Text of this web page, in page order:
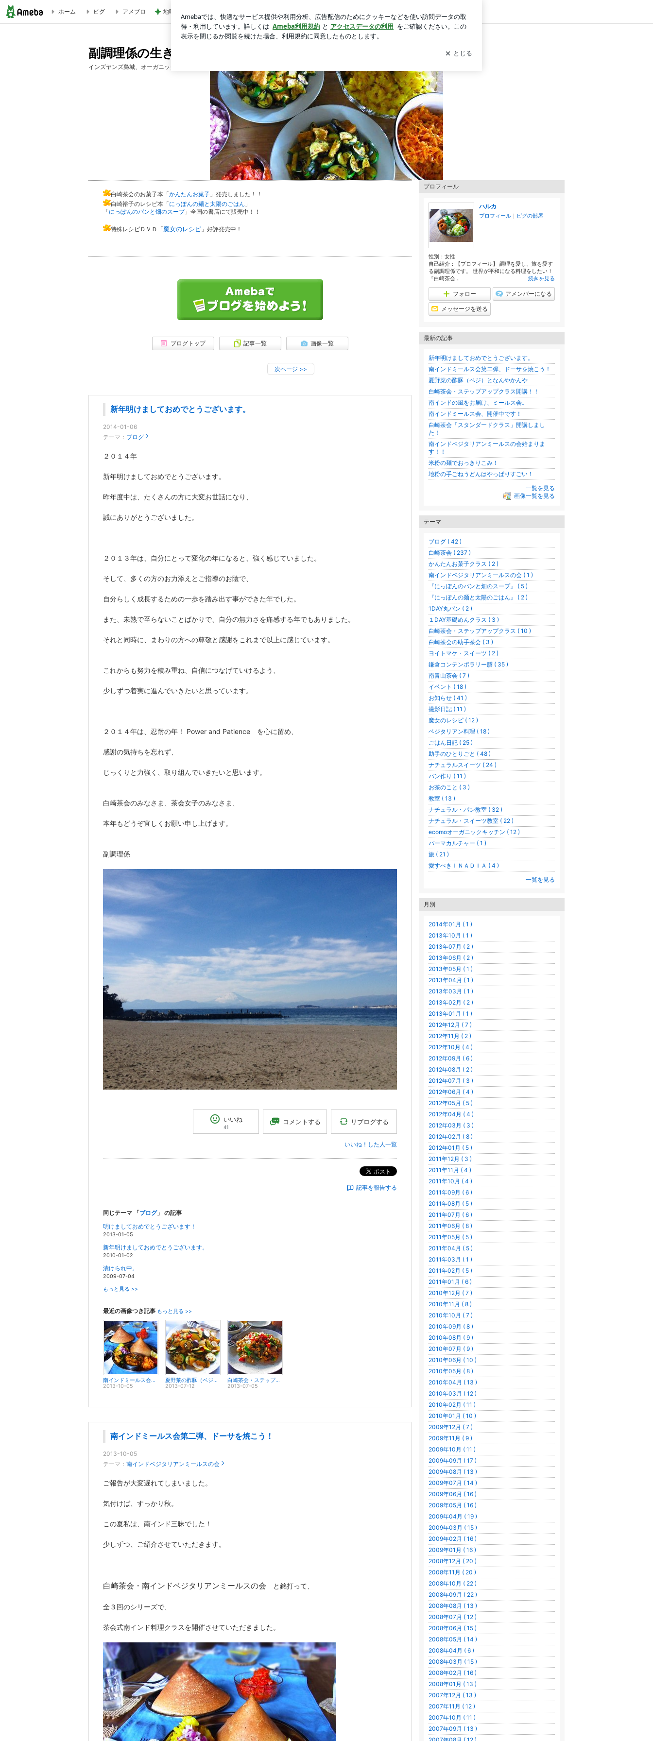
ホーム ピグ アメブロ 地味にうまい豆苗とちくわの副菜 ログイン
副調理係の生き様
インズヤンズ梟城、オーガニック料理教室「白崎茶会」の副調理係によるブログ
白崎茶会のお菓子本「かんたんお菓子 」発売しました！！
白崎裕子のレシピ本「にっぽんの麺と太陽のごはん 」
「にっぽんのパンと畑のスープ」全国の書店にて販売中！！
特殊レシピＤＶＤ「魔女のレシピ 」好評発売中！
ブログトップ 記事一覧 画像一覧
次ページ >>
新年明けましておめでとうございます。
2014-01-06
テーマ： ブログ
２０１４年
新年明けましておめでとうございます。
昨年度中は、たくさんの方に大変お世話になり、
誠にありがとうございました。
２０１３年は、自分にとって変化の年になると、強く感じていました。
そして、多くの方のお力添えとご指導のお陰で、
自分らしく成長するための一歩を踏み出す事ができた年でした。
また、未熟で至らないことばかりで、自分の無力さを痛感する年でもありました。
それと同時に、まわりの方への尊敬と感謝をこれまで以上に感じています。
これからも努力を積み重ね、自信につなげていけるよう、
少しずつ着実に進んでいきたいと思っています。
２０１４年は、忍耐の年！ Power and Patience を心に留め、
感謝の気持ちを忘れず、
じっくりと力強く、取り組んでいきたいと思います。
白崎茶会のみなさま、茶会女子のみなさま、
本年もどうぞ宜しくお願い申し上げます。
副調理係
いいね
41
コメントする リブログする
いいね！した人一覧
ポスト
記事を報告する
同じテーマ 「ブログ」 の記事
明けましておめでとうございます！
2013-01-05
新年明けましておめでとうございます。
2010-01-02
漬けられ中。
2009-07-04
もっと見る >>
最近の画像つき記事 もっと見る >>
南インドミールス会第二弾、ドーサを焼こう！
2013-10-05
夏野菜の酢豚（ベジ）となんやかんや
2013-07-12
白崎茶会・ステップアップクラス開講！！
2013-07-05
南インドミールス会第二弾、ドーサを焼こう！
2013-10-05
テーマ： 南インドベジタリアンミールスの会
ご報告が大変遅れてしまいました。
気付けば、すっかり秋。
この夏私は、南インド三昧でした！
少しずつ、ご紹介させていただきます。
白崎茶会・南インドベジタリアンミールスの会 と銘打って、
全３回のシリーズで、
茶会式南インド料理クラスを開催させていただきました。
プロフィール
ハルカ
プロフィール ｜ ピグの部屋
性別： 女性
自己紹介：【プロフィール】 調理を愛し、旅を愛す
る副調理係です。 世界が平和になる料理をしたい！
『白崎茶会...
続きを見る
フォロー アメンバーになる
メッセージを送る
最新の記事
新年明けましておめでとうございます。
南インドミールス会第二弾、ドーサを焼こう！
夏野菜の酢豚（ベジ）となんやかんや
白崎茶会・ステップアップクラス開講！！
南インドの風をお届け、ミールス会。
南インドミールス会、開催中です！
白崎茶会「スタンダードクラス」開講しまし
た！
南インドベジタリアンミールスの会始まりま
す！！
米粉の麺でおっきりこみ！
地粉の手ごねうどんはやっぱりすごい！
一覧を見る
画像一覧を見る
テーマ
ブログ ( 42 )
白崎茶会 ( 237 )
かんたんお菓子クラス ( 2 )
南インドベジタリアンミールスの会 ( 1 )
『にっぽんのパンと畑のスープ』 ( 5 )
『にっぽんの麺と太陽のごはん』 ( 2 )
1DAY丸パン ( 2 )
１DAY基礎めんクラス ( 3 )
白崎茶会・ステップアップクラス ( 10 )
白崎茶会の助手茶会 ( 3 )
ヨイトマケ・スイーツ ( 2 )
鎌倉コンテンポラリー膳 ( 35 )
南青山茶会 ( 7 )
イベント ( 18 )
お知らせ ( 41 )
撮影日記 ( 11 )
魔女のレシピ ( 12 )
ベジタリアン料理 ( 18 )
ごはん日記 ( 25 )
助手のひとりごと ( 48 )
ナチュラルスイーツ ( 24 )
パン作り ( 11 )
お茶のこと ( 3 )
教室 ( 13 )
ナチュラル・パン教室 ( 32 )
ナチュラル・スイーツ教室 ( 22 )
ecomoオーガニックキッチン ( 12 )
パーマカルチャー ( 1 )
旅 ( 21 )
愛すべきＩＮＡＤＩＡ ( 4 )
一覧を見る
月別
2014年01月 ( 1 )
2013年10月 ( 1 )
2013年07月 ( 2 )
2013年06月 ( 2 )
2013年05月 ( 1 )
2013年04月 ( 1 )
2013年03月 ( 1 )
2013年02月 ( 2 )
2013年01月 ( 1 )
2012年12月 ( 7 )
2012年11月 ( 2 )
2012年10月 ( 4 )
2012年09月 ( 6 )
2012年08月 ( 2 )
2012年07月 ( 3 )
2012年06月 ( 4 )
2012年05月 ( 5 )
2012年04月 ( 4 )
2012年03月 ( 3 )
2012年02月 ( 8 )
2012年01月 ( 5 )
2011年12月 ( 3 )
2011年11月 ( 4 )
2011年10月 ( 4 )
2011年09月 ( 6 )
2011年08月 ( 5 )
2011年07月 ( 6 )
2011年06月 ( 8 )
2011年05月 ( 5 )
2011年04月 ( 5 )
2011年03月 ( 1 )
2011年02月 ( 5 )
2011年01月 ( 6 )
2010年12月 ( 7 )
2010年11月 ( 8 )
2010年10月 ( 7 )
2010年09月 ( 8 )
2010年08月 ( 9 )
2010年07月 ( 9 )
2010年06月 ( 10 )
2010年05月 ( 8 )
2010年04月 ( 13 )
2010年03月 ( 12 )
2010年02月 ( 11 )
2010年01月 ( 10 )
2009年12月 ( 7 )
2009年11月 ( 9 )
2009年10月 ( 11 )
2009年09月 ( 17 )
2009年08月 ( 13 )
2009年07月 ( 14 )
2009年06月 ( 16 )
2009年05月 ( 16 )
2009年04月 ( 19 )
2009年03月 ( 15 )
2009年02月 ( 16 )
2009年01月 ( 16 )
2008年12月 ( 20 )
2008年11月 ( 20 )
2008年10月 ( 22 )
2008年09月 ( 22 )
2008年08月 ( 13 )
2008年07月 ( 12 )
2008年06月 ( 15 )
2008年05月 ( 14 )
2008年04月 ( 6 )
2008年03月 ( 15 )
2008年02月 ( 16 )
2008年01月 ( 13 )
2007年12月 ( 13 )
2007年11月 ( 12 )
2007年10月 ( 11 )
2007年09月 ( 13 )